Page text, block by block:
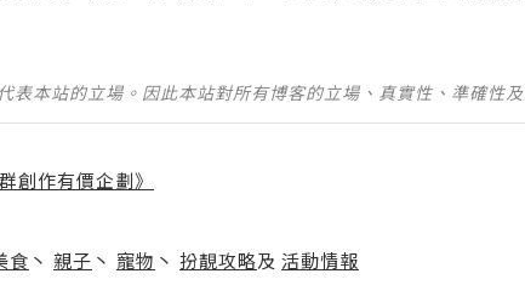
表本站的立場。因此本站對所有博客的立場、真實性、準確性
創作有價企劃》
食 丶 親子 丶 寵物 丶 扮靚攻略及 活動情報